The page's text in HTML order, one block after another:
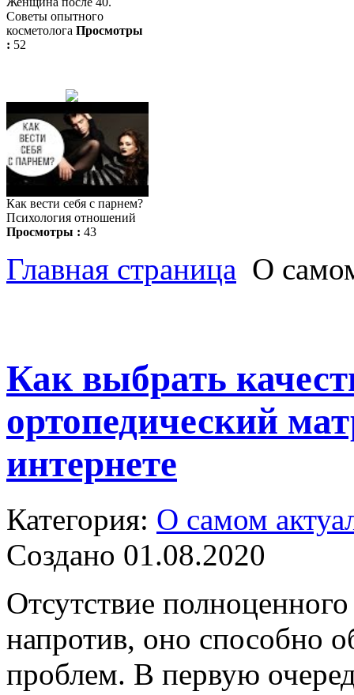
Советы опытного
косметолога Просмотры
: 52
Как вести себя с парнем?
Психология отношений
Просмотры : 43
Главная страница О
Как выбрать
ортопедический
интернете
Категория: О самом
Создано 01.08.2020
Отсутствие
напротив, оно способно
проблем. В первую